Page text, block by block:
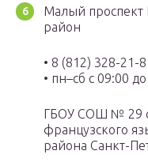
Малый проспект
район
• 8 (812) 328-21-
• пн–сб с 09:00
ГБОУ СОШ № 29 с
французского
района Санкт-